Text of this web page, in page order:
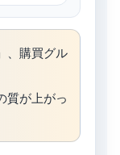
、購買グル
質が上がっ